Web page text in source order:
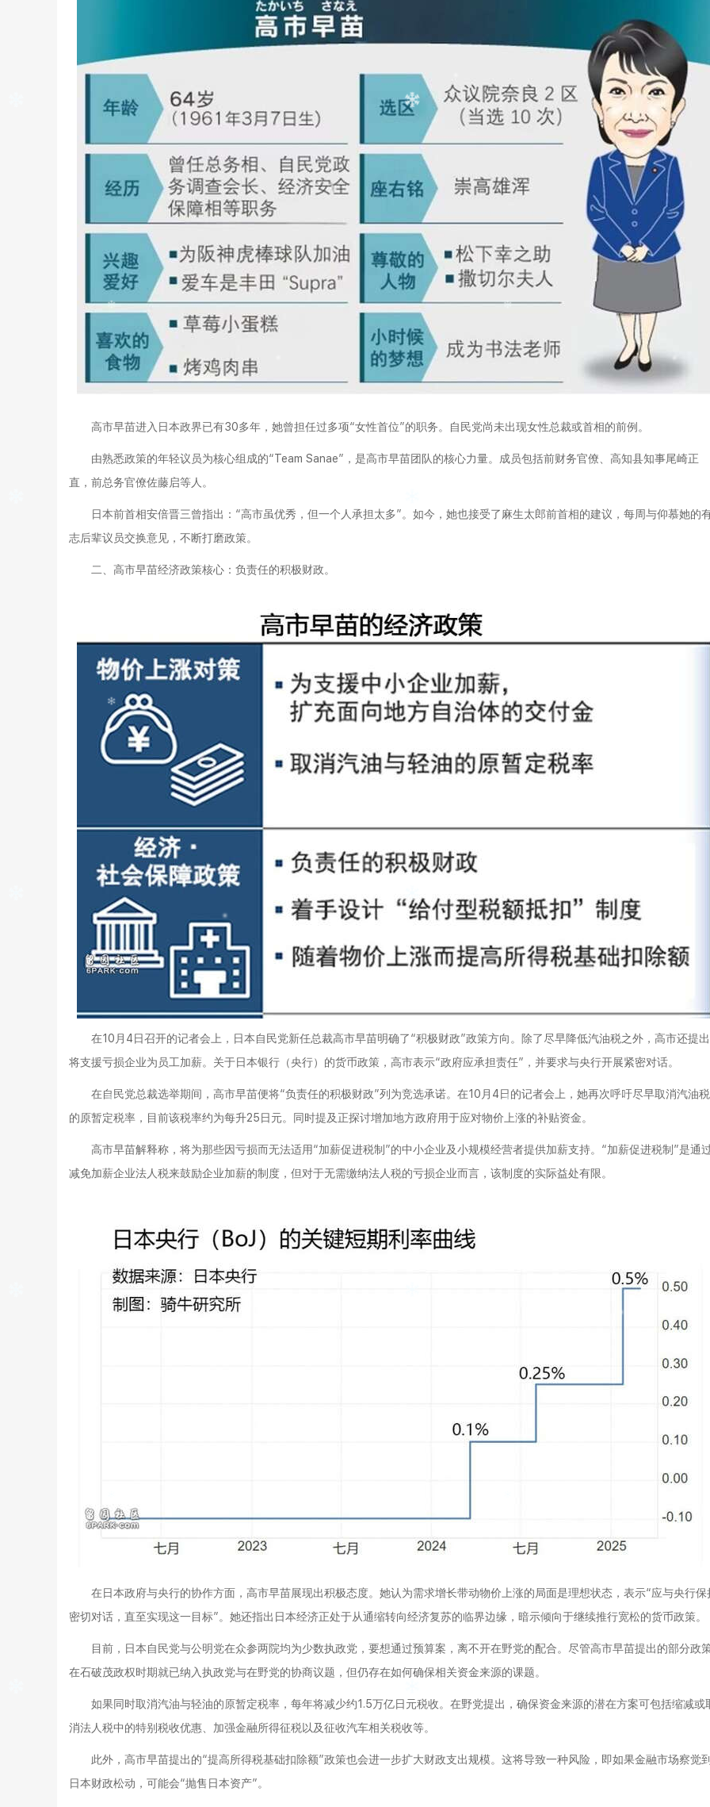
高市早苗进入日本政界已有30多年，她曾担任过多项“女性首位”的职务。自民党尚未出现女性总裁或首相的前例。
由熟悉政策的年轻议员为核心组成的“Team Sanae”，是高市早苗团队的核心力量。成员包括前财务官僚、高知县知事尾崎正
直，前总务官僚佐藤启等人。
日本前首相安倍晋三曾指出：“高市虽优秀，但一个人承担太多”。如今，她也接受了麻生太郎前首相的建议，每周与仰慕她的
志后辈议员交换意见，不断打磨政策。
二、高市早苗经济政策核心：负责任的积极财政。
在10月4日召开的记者会上，日本自民党新任总裁高市早苗明确了“积极财政”政策方向。除了尽早降低汽油税之外，高市还提出
将支援亏损企业为员工加薪。关于日本银行（央行）的货币政策，高市表示“政府应承担责任”，并要求与央行开展紧密对话。
在自民党总裁选举期间，高市早苗便将“负责任的积极财政”列为竞选承诺。在10月4日的记者会上，她再次呼吁尽早取消汽油税
的原暂定税率，目前该税率约为每升25日元。同时提及正探讨增加地方政府用于应对物价上涨的补贴资金。
高市早苗解释称，将为那些因亏损而无法适用“加薪促进税制”的中小企业及小规模经营者提供加薪支持。“加薪促进税制”是通
减免加薪企业法人税来鼓励企业加薪的制度，但对于无需缴纳法人税的亏损企业而言，该制度的实际益处有限。
在日本政府与央行的协作方面，高市早苗展现出积极态度。她认为需求增长带动物价上涨的局面是理想状态，表示“应与央行保
密切对话，直至实现这一目标”。她还指出日本经济正处于从通缩转向经济复苏的临界边缘，暗示倾向于继续推行宽松的货币政策。
目前，日本自民党与公明党在众参两院均为少数执政党，要想通过预算案，离不开在野党的配合。尽管高市早苗提出的部分政
在石破茂政权时期就已纳入执政党与在野党的协商议题，但仍存在如何确保相关资金来源的课题。
如果同时取消汽油与轻油的原暂定税率，每年将减少约1.5万亿日元税收。在野党提出，确保资金来源的潜在方案可包括缩减或
消法人税中的特别税收优惠、加强金融所得征税以及征收汽车相关税收等。
此外，高市早苗提出的“提高所得税基础扣除额”政策也会进一步扩大财政支出规模。这将导致一种风险，即如果金融市场察觉
日本财政松动，可能会“抛售日本资产”。